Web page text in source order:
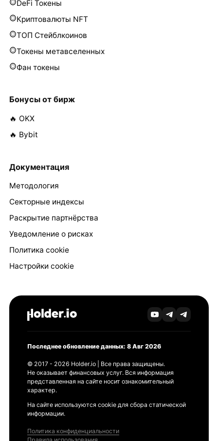
DeFi Токены
Криптовалюты NFT
ТОП Стейблкоинов
Токены метавселенных
Фан токены
Бонусы от бирж
🔥 OKX
🔥 Bybit
Документация
Методология
Секторные индексы
Раскрытие партнёрства
Уведомление о рисках
Политика cookie
Настройки cookie
Последнее обновление данных: 8 Авг 2026
© 2017 - 2026 Holder.io | Все права защищены.
Не оказывает финансовых услуг. Вся информация
представленная на сайте носит ознакомительный
характер.
На сайте используются cookie для сбора статической
информации.
Политика конфиденциальности